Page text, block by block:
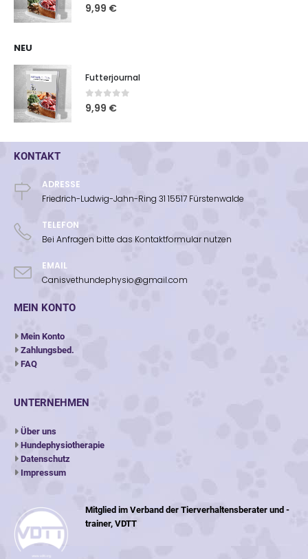
0 out of 5
9,99 €
NEU
Futterjournal
0 out of 5
9,99 €
KONTAKT
ADRESSE
Friedrich-Ludwig-Jahn-Ring 31 15517 Fürstenwalde
TELEFON
Bei Anfragen bitte das Kontaktformular nutzen
EMAIL
Canisvethundephysio@gmail.com
MEIN KONTO
Mein Konto
Zahlungsbed.
FAQ
UNTERNEHMEN
Über uns
Hundephysiotherapie
Datenschutz
Impressum
Mitglied im Verband der Tierverhaltensberater und -
trainer, VDTT